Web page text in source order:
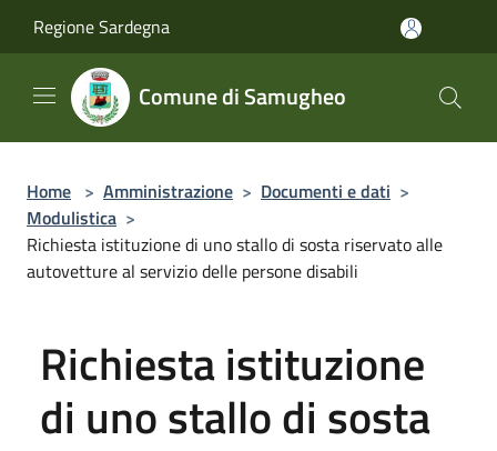
Regione Sardegna
Comune di Samugheo
Home > Amministrazione > Documenti e dati >
Modulistica >
Richiesta istituzione di uno stallo di sosta riservato alle
autovetture al servizio delle persone disabili
Richiesta istituzione
di uno stallo di sosta